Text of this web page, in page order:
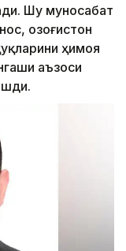
Шу муносабат
Қозоғистон
ҳимоя
аъзоси